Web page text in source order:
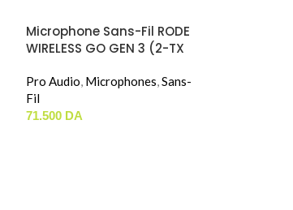
Microphone Sans-Fil RODE
WIRELESS GO GEN 3 (2-TX
Pro Audio, Microphones,Sans-
Fil
71.500 DA